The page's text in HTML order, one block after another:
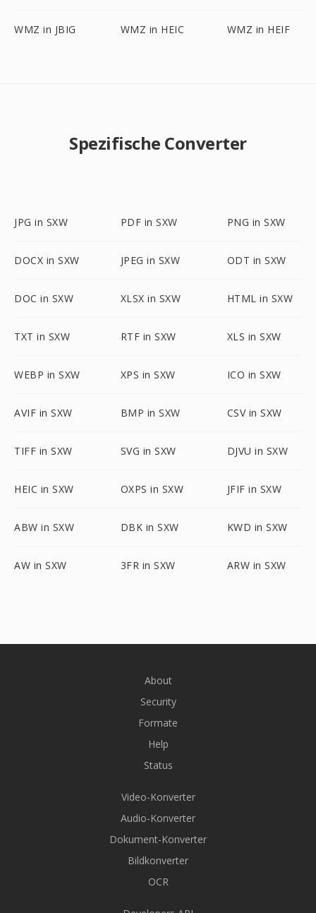
WMZ in JBIG WMZ in HEIC WMZ in HEIF
Spezifische Converter
JPG in SXW PDF in SXW PNG in SXW
DOCX in SXW JPEG in SXW ODT in SXW
DOC in SXW XLSX in SXW HTML in SXW
TXT in SXW RTF in SXW XLS in SXW
WEBP in SXW XPS in SXW ICO in SXW
AVIF in SXW BMP in SXW CSV in SXW
TIFF in SXW SVG in SXW DJVU in SXW
HEIC in SXW OXPS in SXW JFIF in SXW
ABW in SXW DBK in SXW KWD in SXW
AW in SXW 3FR in SXW ARW in SXW
About
Security
Formate
Help
Status
Video-Konverter
Audio-Konverter
Dokument-Konverter
Bildkonverter
OCR